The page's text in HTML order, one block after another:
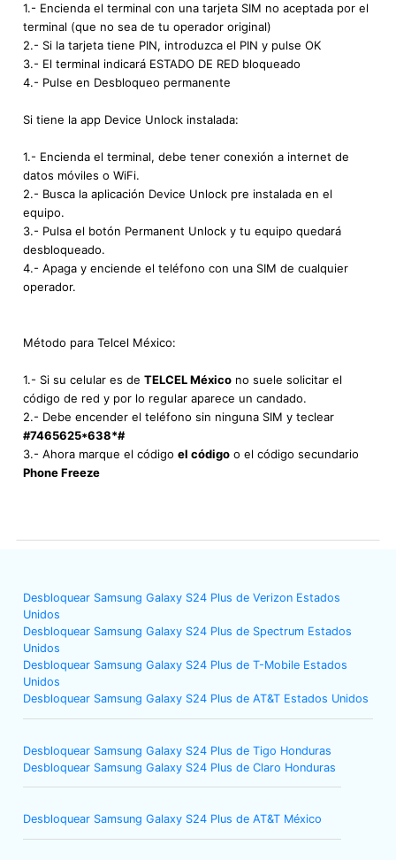
1.- Encienda el terminal con una tarjeta SIM no aceptada por el
terminal (que no sea de tu operador original)
2.- Si la tarjeta tiene PIN, introduzca el PIN y pulse OK
3.- El terminal indicará ESTADO DE RED bloqueado
4.- Pulse en Desbloqueo permanente
Si tiene la app Device Unlock instalada:
1.- Encienda el terminal, debe tener conexión a internet de
datos móviles o WiFi.
2.- Busca la aplicación Device Unlock pre instalada en el
equipo.
3.- Pulsa el botón Permanent Unlock y tu equipo quedará
desbloqueado.
4.- Apaga y enciende el teléfono con una SIM de cualquier
operador.
Método para Telcel México:
1.- Si su celular es de TELCEL México no suele solicitar el
código de red y por lo regular aparece un candado.
2.- Debe encender el teléfono sin ninguna SIM y teclear
#7465625*638*#
3.- Ahora marque el código el código o el código secundario
Phone Freeze
Desbloquear Samsung Galaxy S24 Plus de Verizon Estados
Unidos
Desbloquear Samsung Galaxy S24 Plus de Spectrum Estados
Unidos
Desbloquear Samsung Galaxy S24 Plus de T-Mobile Estados
Unidos
Desbloquear Samsung Galaxy S24 Plus de AT&T Estados Unidos
Desbloquear Samsung Galaxy S24 Plus de Tigo Honduras
Desbloquear Samsung Galaxy S24 Plus de Claro Honduras
Desbloquear Samsung Galaxy S24 Plus de AT&T México